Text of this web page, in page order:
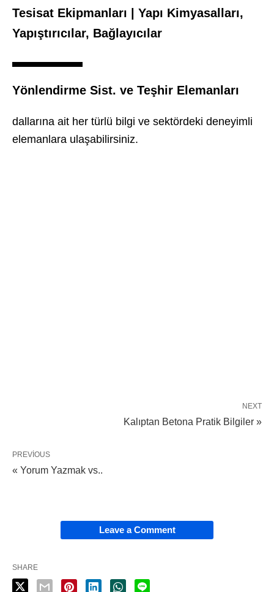
Tesisat Ekipmanları | Yapı Kimyasalları,
Yapıştırıcılar, Bağlayıcılar
Yönlendirme Sist. ve Teşhir Elemanları
dallarına ait her türlü bilgi ve sektördeki deneyimli
elemanlara ulaşabilirsiniz.
NEXT
Kalıptan Betona Pratik Bilgiler »
PREVIOUS
« Yorum Yazmak vs..
Leave a Comment
SHARE